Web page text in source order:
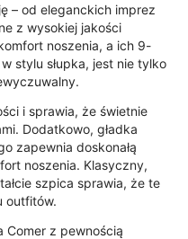
– od eleganckich imprez
z wysokiej jakości
noszenia, a ich 9-
stylu słupka, jest nie tylko
i sprawia, że świetnie
Dodatkowo, gładka
zapewnia doskonałą
noszenia. Klasyczny,
szpica sprawia, że te
outfitów.
Comer z pewnością